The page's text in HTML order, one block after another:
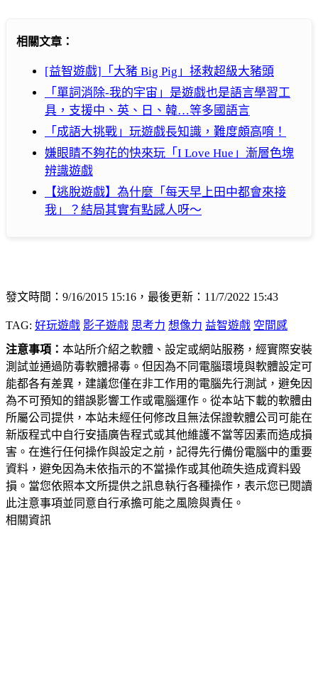
相關文章：
[益智遊戲]「大豬 Big Pig」拯救超級大豬頭
「單詞消除-我的宇宙」是遊戲也是語言學習工
具，支援中、英、日、韓…等多國語言
「成語大挑戰」玩遊戲長知識，難度頗高唷！
嫌眼睛不夠花的快來玩「I Love Hue」漸層色塊
辨識遊戲
【逃脫遊戲】為什麼「每天早上田中都會來接
我」？結局其實有點感人呀～
發文時間：9/16/2015 15:16，最後更新：11/7/2022 15:43
TAG: 好玩遊戲 影子遊戲 思考力 想像力 益智遊戲 空間感
注意事項： 本站所介紹之軟體、設定或網站服務，經實際安裝
測試並通過防毒軟體掃毒。但因為不同電腦環境與軟體設定可
能都各有差異，建議您僅在非工作用的電腦先行測試，避免因
為不可預知的錯誤影響工作或電腦運作。從本站下載的軟體由
所屬公司提供，本站未經任何修改且無法保證軟體公司可能在
新版程式中自行安插廣告程式或其他維護不當等因素而造成損
害。在進行任何操作與設定之前，記得先行備份電腦中的重要
資料，避免因為未依指示的不當操作或其他疏失造成資料毀
損。當您依照本文所提供之訊息執行各種操作，表示您已閱讀
此注意事項並同意自行承擔可能之風險與責任。
相關資訊